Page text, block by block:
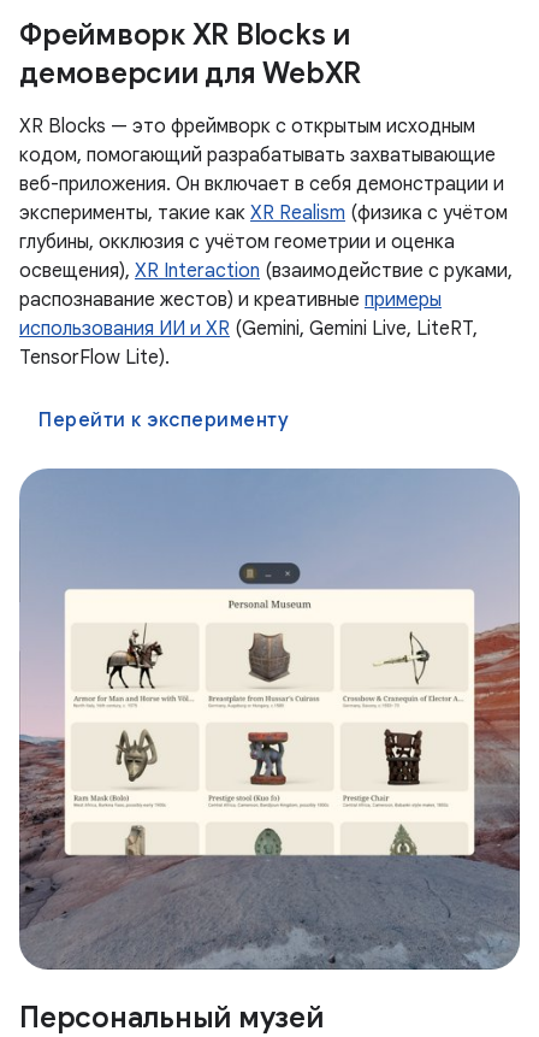
Фреймворк XR Blocks и
демоверсии для WebXR
XR Blocks — это фреймворк с открытым исходным
кодом, помогающий разрабатывать захватывающие
веб-приложения. Он включает в себя демонстрации и
эксперименты, такие как XR Realism (физика с учётом
глубины, окклюзия с учётом геометрии и оценка
освещения), XR Interaction (взаимодействие с руками,
распознавание жестов) и креативные примеры
использования ИИ и XR (Gemini, Gemini Live, LiteRT,
TensorFlow Lite).
Перейти к эксперименту
Персональный музей